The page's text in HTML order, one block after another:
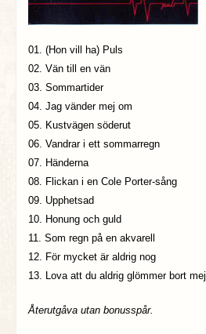
01. (Hon vill ha) Puls
02. Vän till en vän
03. Sommartider
04. Jag vänder mej om
05. Kustvägen söderut
06. Vandrar i ett sommarregn
07. Händerna
08. Flickan i en Cole Porter-sång
09. Upphetsad
10. Honung och guld
11. Som regn på en akvarell
12. För mycket är aldrig nog
13. Lova att du aldrig glömmer bort mej
Återutgåva utan bonusspår.